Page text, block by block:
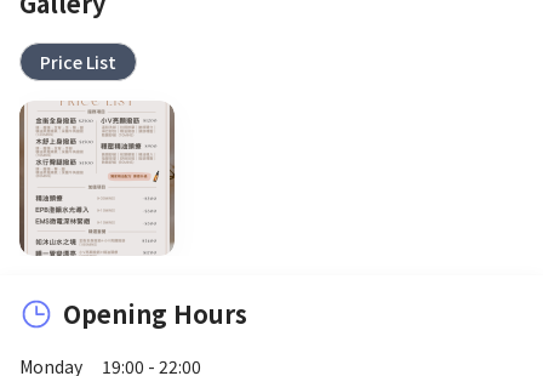
Price List
Opening Hours
Monday 19:00 - 22:00